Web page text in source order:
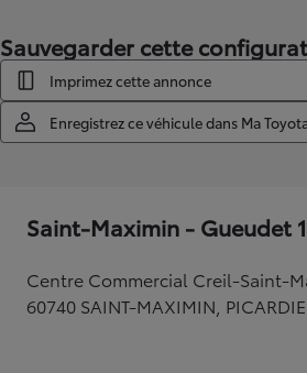
Sauvegarder cette
Imprimez cette annonce
Enregistrez ce véhicule dans Ma
Saint-Maximin - Gueudet
Centre Commercial Creil-Saint-
60740 SAINT-MAXIMIN, PICARDIE